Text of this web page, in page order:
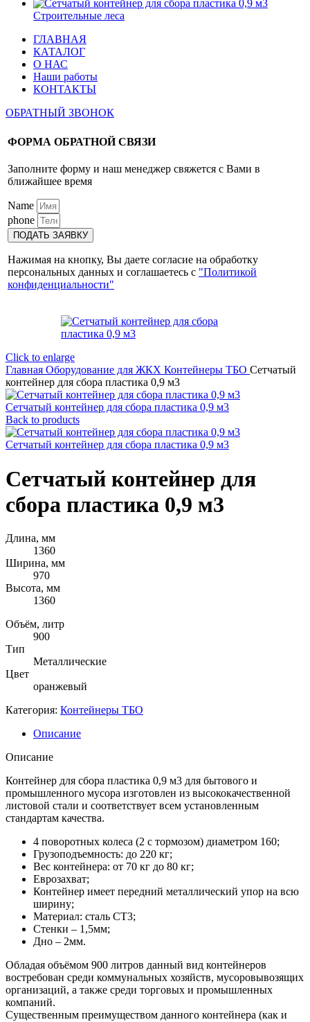
Строительные леса
ГЛАВНАЯ
КАТАЛОГ
О НАС
Наши работы
КОНТАКТЫ
ОБРАТНЫЙ ЗВОНОК
ФОРМА ОБРАТНОЙ СВЯЗИ
Заполните форму и наш менеджер свяжется с Вами в
ближайшее время
Name
phone
ПОДАТЬ ЗАЯВКУ
Нажимая на кнопку, Вы даете согласие на обработку
персональных данных и соглашаетесь с "Политикой
конфиденциальности"
Click to enlarge
Главная Оборудование для ЖКХ Контейнеры ТБО Сетчатый
контейнер для сбора пластика 0,9 м3
Сетчатый контейнер для сбора пластика 0,9 м3
Back to products
Сетчатый контейнер для сбора пластика 0,9 м3
Сетчатый контейнер для
сбора пластика 0,9 м3
Длина, мм
1360
Ширина, мм
970
Высота, мм
1360
Объём, литр
900
Тип
Металлические
Цвет
оранжевый
Категория: Контейнеры ТБО
Описание
Описание
Контейнер для сбора пластика 0,9 м3 для бытового и
промышленного мусора изготовлен из высококачественной
листовой стали и соответствует всем установленным
стандартам качества.
4 поворотных колеса (2 с тормозом) диаметром 160;
Грузоподъемность: до 220 кг;
Вес контейнера: от 70 кг до 80 кг;
Еврозахват;
Контейнер имеет передний металлический упор на всю
ширину;
Материал: сталь СТ3;
Стенки – 1,5мм;
Дно – 2мм.
Обладая объёмом 900 литров данный вид контейнеров
востребован среди коммунальных хозяйств, мусоровывозящих
организаций, а также среди торговых и промышленных
компаний.
Существенным преимуществом данного контейнера (как и